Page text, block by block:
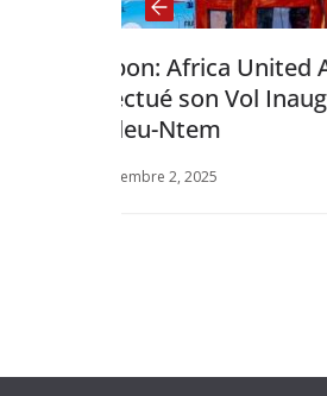
Airlines a
dans le